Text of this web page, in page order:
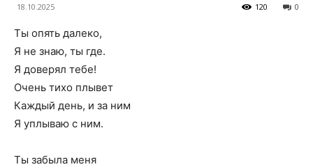
18.10.2025 0
120
Ты опять далеко,
Я не знаю, ты где.
Я доверял тебе!
Очень тихо плывет
Каждый день, и за ним
Я уплываю с ним.
Ты забыла меня